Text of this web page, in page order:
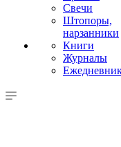
Свечи
Штопоры,
нарзанники
Книги
Журналы